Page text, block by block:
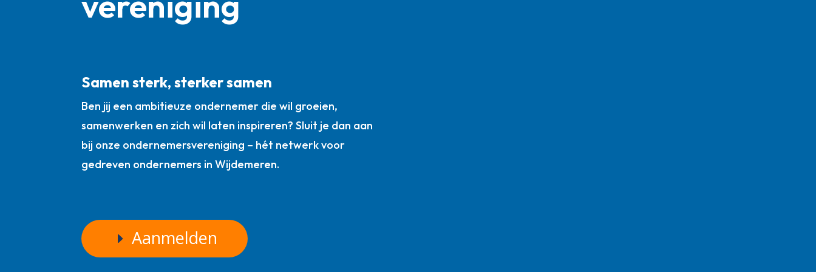
Samen sterk, sterker samen
Ben jij een ambitieuze ondernemer die wil groeien,
samenwerken en zich wil laten inspireren? Sluit je dan aan
bij onze ondernemersvereniging – hét netwerk voor
gedreven ondernemers in Wijdemeren.
Aanmelden